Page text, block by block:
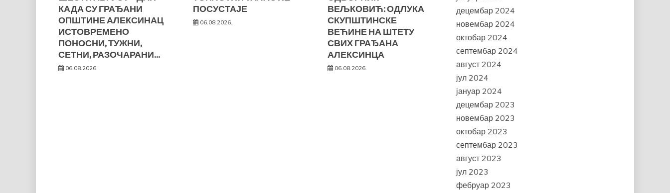
КАДА СУ ГРАЂАНИ
ОПШТИНЕ АЛЕКСИНАЦ
ИСТОВРЕМЕНО
ПОНОСНИ, ТУЖНИ,
СЕТНИ, РАЗОЧАРАНИ…
06.08.2026.
ПОСУСТАЈЕ
06.08.2026.
ВЕЉКОВИЋ: ОДЛУКА
СКУПШТИНСКЕ
ВЕЋИНЕ НА ШТЕТУ
СВИХ ГРАЂАНА
АЛЕКСИНЦА
06.08.2026.
децембар 2024
новембар 2024
октобар 2024
септембар 2024
август 2024
јул 2024
јануар 2024
децембар 2023
новембар 2023
октобар 2023
септембар 2023
август 2023
јул 2023
фебруар 2023